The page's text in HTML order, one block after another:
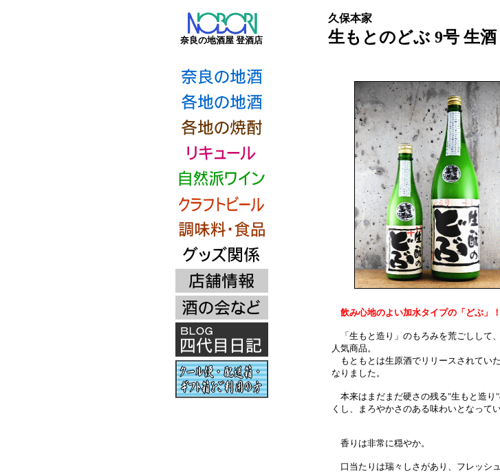
奈良の地酒屋 登酒店
久保本家
生もとのどぶ 9号 生酒
飲み心地のよい加水タイプの「どぶ」！
「生もと造り」のもろみを荒ごしして
人気商品。
もともとは生原酒でリリースされてい
なりました。
本来はまだまだ硬さの残る"生もと造り
くし、まろやかさのある味わいとなってい
香りは非常に穏やか。
口当たりは瑞々しさがあり、フレッシュ